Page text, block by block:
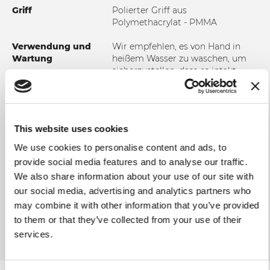
This website uses cookies
We use cookies to personalise content and ads, to
provide social media features and to analyse our traffic.
We also share information about your use of our site with
our social media, advertising and analytics partners who
may combine it with other information that you’ve provided
to them or that they’ve collected from your use of their
services.
Griff
Polierter Griff aus
Polymethacrylat - PMMA
Verwendung und
Wartung
Wir empfehlen, es von Hand in
heißem Wasser zu waschen, um
sicherzustellen, dass es intakt
bleibt und lange hält. In jedem
Fall ist es ratsam, das Messer
jedes Mal zu trocknen, wenn Sie es
abrasiven Stoffe oder Schwämme.
ZUR VERGLEICHSLISTE HINZUFÜGEN